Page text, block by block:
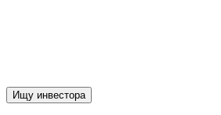
Ищу инвестора